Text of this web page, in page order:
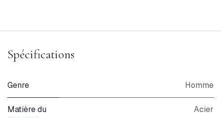
Spécifications
Genre Homme
Matière du
Acier